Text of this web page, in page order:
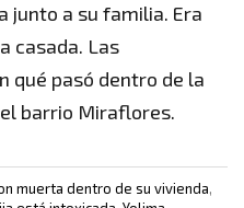
junto a su familia. Era
casada. Las
qué pasó dentro de la
barrio Miraflores.
muerta dentro de su vivienda,